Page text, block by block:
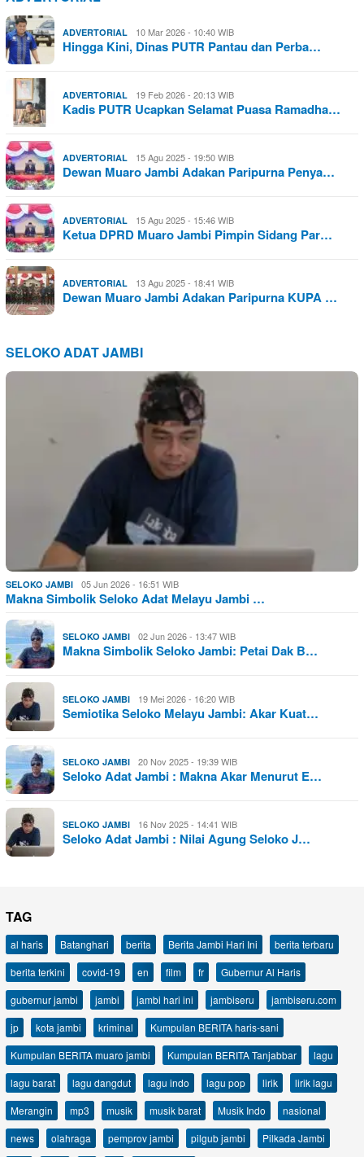
ADVERTORIAL 10 Mar 2026 - 10:40 WIB
Hingga Kini, Dinas PUTR Pantau dan Perba…
ADVERTORIAL 19 Feb 2026 - 20:13 WIB
Kadis PUTR Ucapkan Selamat Puasa Ramadha…
ADVERTORIAL 15 Agu 2025 - 19:50 WIB
Dewan Muaro Jambi Adakan Paripurna Penya…
ADVERTORIAL 15 Agu 2025 - 15:46 WIB
Ketua DPRD Muaro Jambi Pimpin Sidang Par…
ADVERTORIAL 13 Agu 2025 - 18:41 WIB
Dewan Muaro Jambi Adakan Paripurna KUPA …
SELOKO ADAT JAMBI
SELOKO JAMBI 05 Jun 2026 - 16:51 WIB
Makna Simbolik Seloko Adat Melayu Jambi …
SELOKO JAMBI 02 Jun 2026 - 13:47 WIB
Makna Simbolik Seloko Jambi: Petai Dak B…
SELOKO JAMBI 19 Mei 2026 - 16:20 WIB
Semiotika Seloko Melayu Jambi: Akar Kuat…
SELOKO JAMBI 20 Nov 2025 - 19:39 WIB
Seloko Adat Jambi : Makna Akar Menurut E…
SELOKO JAMBI 16 Nov 2025 - 14:41 WIB
Seloko Adat Jambi : Nilai Agung Seloko J…
TAG
al haris Batanghari berita Berita Jambi Hari Ini
berita terbaru
berita terkini
covid-19 en film fr
Gubernur Al Haris
gubernur jambi
jambi jambi hari ini jambiseru
jambiseru.com
jp
kota jambi kriminal
Kumpulan BERITA haris-sani
Kumpulan BERITA muaro jambi
Kumpulan BERITA Tanjabbar
lagu
lagu barat
lagu dangdut lagu indo lagu pop lirik
lirik lagu
Merangin
mp3 musik musik barat Musik Indo
nasional
news
olahraga pemprov jambi pilgub jambi Pilkada Jambi